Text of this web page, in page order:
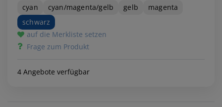
cyan
cyan/magenta/gelb gelb
magenta
schwarz
auf die Merkliste setzen
Frage zum Produkt
4 Angebote verfügbar